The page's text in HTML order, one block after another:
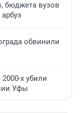
бюджета вузов
обвинили
х убили
Уфы